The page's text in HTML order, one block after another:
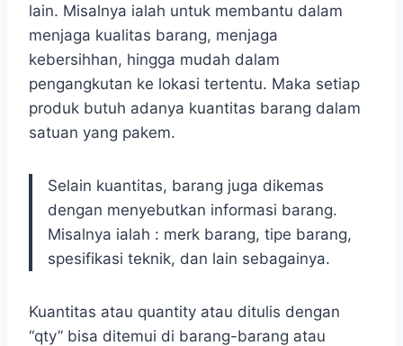
lain. Misalnya ialah untuk membantu dalam
menjaga kualitas barang, menjaga
kebersihhan, hingga mudah dalam
pengangkutan ke lokasi tertentu. Maka setiap
produk butuh adanya kuantitas barang dalam
satuan yang pakem.
Selain kuantitas, barang juga dikemas
dengan menyebutkan informasi barang.
Misalnya ialah : merk barang, tipe barang,
spesifikasi teknik, dan lain sebagainya.
Kuantitas atau quantity atau ditulis dengan
“qty” bisa ditemui di barang-barang atau